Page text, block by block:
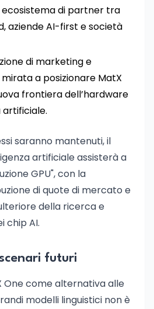
ecosistema di partner tra
aziende AI-first e società
di marketing e
a posizionare MatX
frontiera dell’hardware
saranno mantenuti, il
artificiale assisterà a
GPU", con la
di quote di mercato e
della ricerca e
chip AI.
futuri
One come alternativa alle
modelli linguistici non è